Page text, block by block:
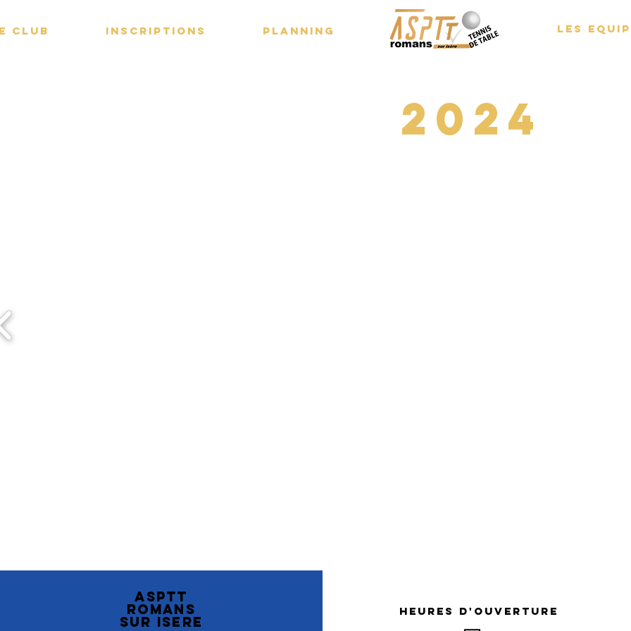
CLUB INSCRIPTIONS PLANNING LES
2024
ASPTT
ROMANS
SUR ISERE
HEURES d'OUVERTURE